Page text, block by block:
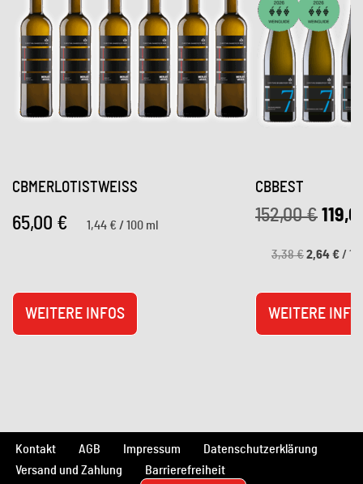
CBMERLOTISTWEISS
65,00 € 1,44 € /100 ml
WEITERE INFOS
CBBEST
152,00€
3,38€2,64€/
WEITERE
Kontakt AGB Impressum
Datenschutzerklärung
Versand und Zahlung
Barrierefreiheit